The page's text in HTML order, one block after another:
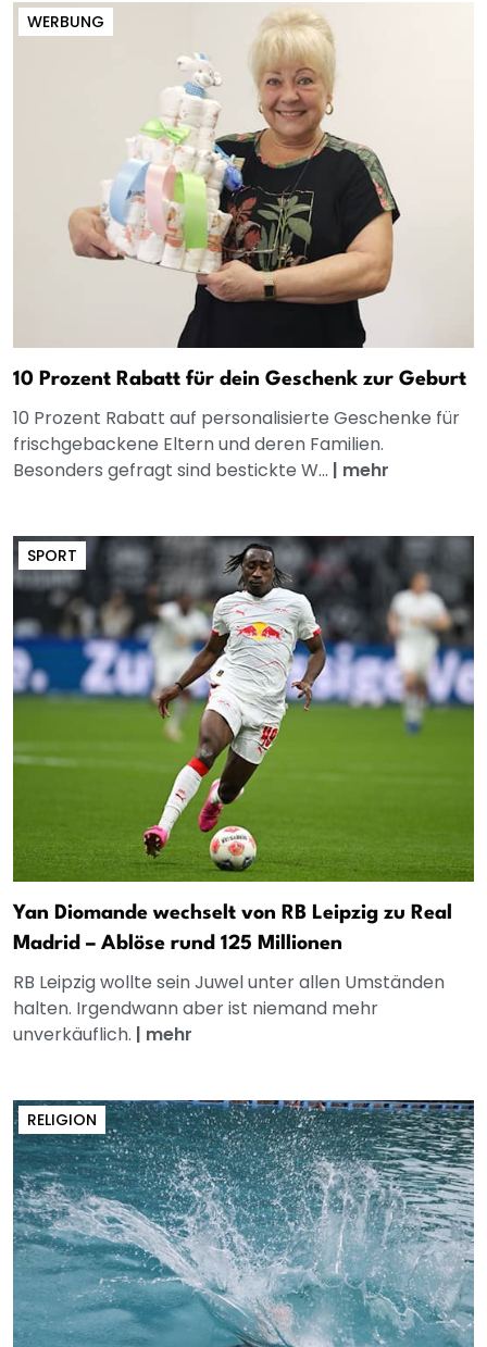
WERBUNG
10 Prozent Rabatt für dein Geschenk zur Geburt
10 Prozent Rabatt auf personalisierte Geschenke für
frischgebackene Eltern und deren Familien.
Besonders gefragt sind bestickte W... | mehr
SPORT
Yan Diomande wechselt von RB Leipzig zu Real
Madrid – Ablöse rund 125 Millionen
RB Leipzig wollte sein Juwel unter allen Umständen
halten. Irgendwann aber ist niemand mehr
unverkäuflich. | mehr
RELIGION